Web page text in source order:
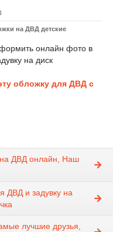
на ДВД детские
онлайн фото в
на диск
обложку для ДВД с
на ДВД онлайн, Наш
ДВД и задувку на
лучшие друзья,